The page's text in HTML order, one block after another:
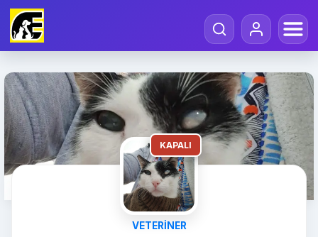
KAPALI
VETERINER